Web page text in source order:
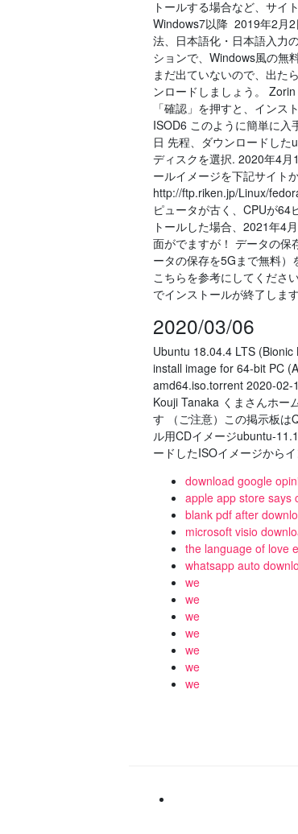
トールする場合など、サイ
Windows7以降 2019年2月
法、日本語化・日本語入力
ションで、Windows風の無
まだ出ていないので、出た
ンロードしましょう。
「確認」を押すと、インス
ISOD6 このように簡単に
日 先程、ダウンロードし
ディスクを選択. 2020年4
ールイメージを下記サイト
http://ftp.riken.jp/Linux/
ピュータが古く、CPUが
トールした場合、2021年4
面がでますが！ データの保
ータの保存を5Gまで無料）
こちらを参考にしてくださ
でインストールが終了します
2020/03/06
Ubuntu 18.04.4 LTS
install image for 64-bit PC
amd64.iso.torrent 2020-02-
Kouji Tanaka くまさんホー
す （ご注意）この掲示板は
ル用CDイメージubuntu-
ードしたISOイメージから
download google
apple app store says
blank pdf after
microsoft visio
the language of love
whatsapp auto
we
we
we
we
we
we
we